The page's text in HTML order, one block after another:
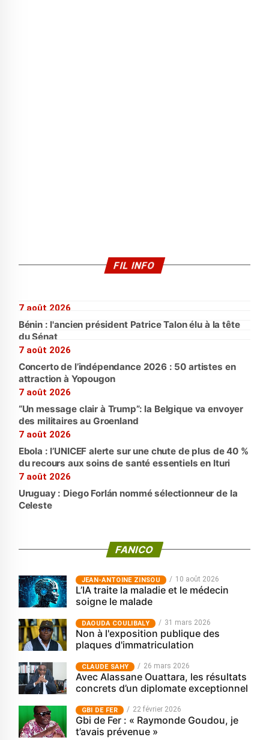
FIL INFO
7 août 2026
Bénin : l'ancien président Patrice Talon élu à la tête
du Sénat
7 août 2026
Concerto de l’indépendance 2026 : 50 artistes en
attraction à Yopougon
7 août 2026
“Un message clair à Trump”: la Belgique va envoyer
des militaires au Groenland
7 août 2026
Ebola : l’UNICEF alerte sur une chute de plus de 40 %
du recours aux soins de santé essentiels en Ituri
7 août 2026
Uruguay : Diego Forlán nommé sélectionneur de la
Celeste
FANICO
JEAN-ANTOINE ZINSOU 10 août 2026
L’IA traite la maladie et le médecin
soigne le malade
‎DAOUDA COULIBALY 31 mars 2026
Non à l'exposition publique des
plaques d'immatriculation
CLAUDE SAHY 26 mars 2026
Avec Alassane Ouattara, les résultats
concrets d’un diplomate exceptionnel
GBI DE FER 22 février 2026
Gbi de Fer : « Raymonde Goudou, je
t’avais prévenue »